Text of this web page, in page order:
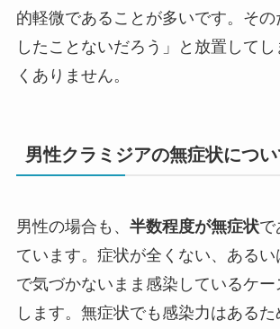
的軽微であることが多いです。そ
したことないだろう」と放置して
くありません。
男性クラミジアの無症状につ
男性の場合も、 半数程度が無症状で
ています。症状が全くない、ある
で気づかないまま感染しているケ
します。無症状でも感染力はある